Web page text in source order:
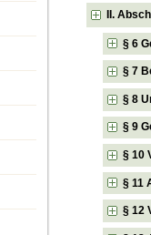
II.
§ 6
§ 7
§ 8
§ 9
§ 10
§ 11
§ 12